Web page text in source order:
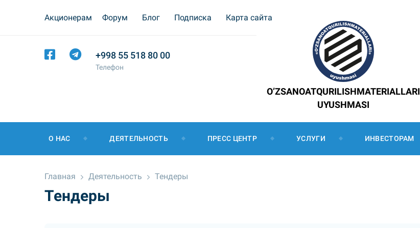
Акционерам Форум Блог Подписка Карта сайта
+998 55 518 80 00
Телефон
O’ZSANOATQURILISHMATERIALLARI
UYUSHMASI
О НАС ДЕЯТЕЛЬНОСТЬ ПРЕСС ЦЕНТР УСЛУГИ ИНВЕСТОРАМ
Главная Деятельность Тендеры
Тендеры